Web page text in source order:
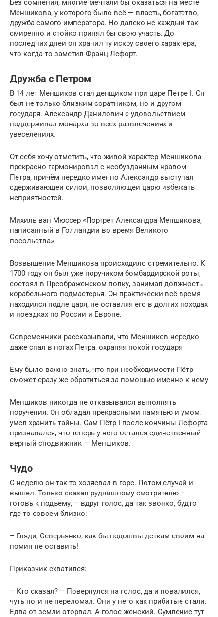
Без сомнения, многие мечтали бы оказаться на месте
Меншикова, у которого было всё — власть, богатство,
дружба самого императора. Но далеко не каждый так
смиренно и стойко принял бы свою участь. До
последних дней он хранил ту искру своего характера,
что когда-то заметил Франц Лефорт.
Дружба с Петром
В 14 лет Меншиков стал денщиком при царе Петре I. Он
был не только близким соратником, но и другом
государя. Александр Данилович с удовольствием
поддерживал монарха во всех развлечениях и
увеселениях.
От себя хочу отметить, что живой характер Меншикова
прекрасно гармонировал с необузданным нравом
Петра, причём нередко именно Александр выступал
сдерживающей силой, позволяющей царю избежать
неприятностей.
Михиль ван Мюссер «Портрет Александра Меншикова,
написанный в Голландии во время Великого
посольства»
Возвышение Меншикова происходило стремительно. К
1700 году он был уже поручиком бомбардирской роты,
состоял в Преображенском полку, занимал должность
корабельного подмастерья. Он практически всё время
находился подле царя, не оставляя его в долгих походах
и поездках по России и Европе.
Современники рассказывали, что Меншиков нередко
даже спал в ногах Петра, охраняя покой государя
Ему было важно знать, что при необходимости Пётр
сможет сразу же обратиться за помощью именно к нему
Меншиков никогда не отказывался выполнять
поручения. Он обладал прекрасными памятью и умом,
умел хранить тайны. Сам Пётр I после кончины Лефорта
признавался, что теперь у него остался единственный
верный сподвижник — Меншиков.
Чудо
С неделю он так-то хозяевал в горе. Потом случай и
вышел. Только сказал руднишному смотрителю –
готовь к подъему, – вдруг голос, да так звонко, будто
где-то совсем близко:
– Гляди, Северьянко, как бы подошвы деткам своим на
помин не оставить!
Приказчик схватился:
– Кто сказал? – Повернулся на голос, да и повалился,
чуть ноги не переломал. Они у него как прибитые стали.
Едва от земли оторвал. А голос женский. Сумление тут